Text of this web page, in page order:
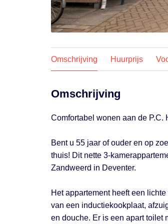
Omschrijving Huurprijs
Omschrijving
Comfortabel wonen aan de P.C.
Bent u 55 jaar of ouder en op
thuis! Dit nette 3-
Zandweerd in Deventer.
Het appartement heeft een
van een inductiekookplaat,
en douche. Er is een apart toilet